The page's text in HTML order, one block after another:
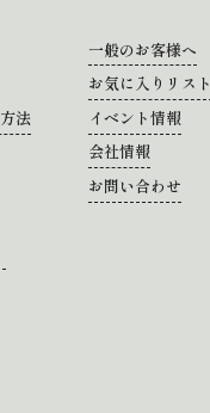
一般のお客様へ
お気に入りリスト
法
イベント情報
会社情報
お問い合わせ